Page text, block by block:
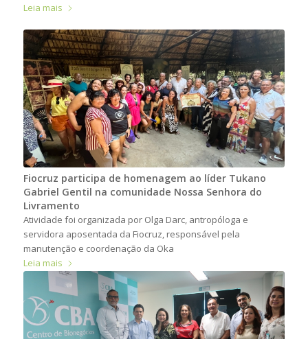
Leia mais
Fiocruz participa de homenagem ao líder Tukano
Gabriel Gentil na comunidade Nossa Senhora do
Livramento
Atividade foi organizada por Olga Darc, antropóloga e
servidora aposentada da Fiocruz, responsável pela
manutenção e coordenação da Oka
Leia mais